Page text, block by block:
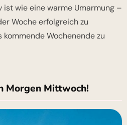
ist wie eine warme Umarmung –
Woche erfolgreich zu
Wochenende zu
Morgen Mittwoch!